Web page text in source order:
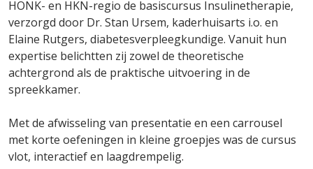
HONK- en HKN-regio de basiscursus Insulinetherapie,
verzorgd door Dr. Stan Ursem, kaderhuisarts i.o. en
Elaine Rutgers, diabetesverpleegkundige. Vanuit hun
expertise belichtten zij zowel de theoretische
achtergrond als de praktische uitvoering in de
spreekkamer.
Met de afwisseling van presentatie en een carrousel
met korte oefeningen in kleine groepjes was de cursus
vlot, interactief en laagdrempelig.